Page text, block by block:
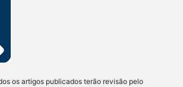
os artigos publicados terão revisão pelo